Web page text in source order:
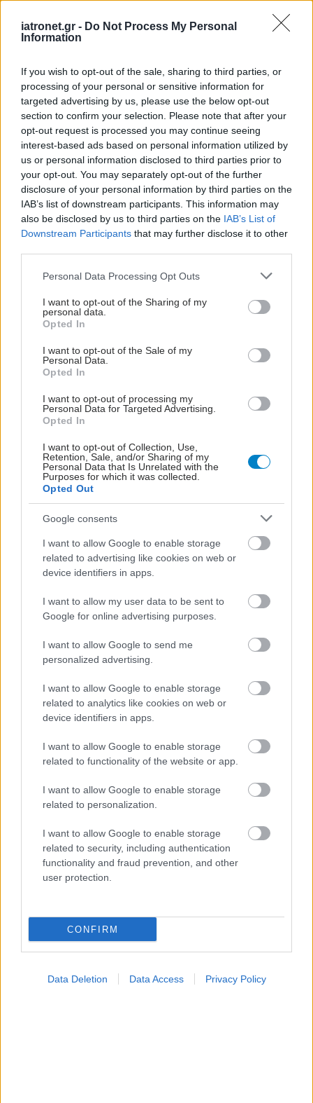
iatronet.gr - Do Not Process My Personal
Information
If you wish to opt-out of the sale, sharing to third parties, or
processing of your personal or sensitive information for
targeted advertising by us, please use the below opt-out
section to confirm your selection. Please note that after your
opt-out request is processed you may continue seeing
interest-based ads based on personal information utilized by
us or personal information disclosed to third parties prior to
your opt-out. You may separately opt-out of the further
disclosure of your personal information by third parties on the
IAB’s list of downstream participants. This information may
also be disclosed by us to third parties on the IAB’s List of
Downstream Participants that may further disclose it to other
Please note that this website/app uses one or more Google
not limited to your visit or usage behaviour. You may click to
grant or deny consent to Google and its third-party tags to
use your data for below specified purposes in below Google
consent section.
Personal Data Processing Opt Outs
I want to opt-out of the Sharing of my
personal data.
Opted In
I want to opt-out of the Sale of my
Personal Data.
Opted In
I want to opt-out of processing my
Personal Data for Targeted Advertising.
Opted In
I want to opt-out of Collection, Use,
Retention, Sale, and/or Sharing of my
Personal Data that Is Unrelated with the
Purposes for which it was collected.
Opted Out
Google consents
I want to allow Google to enable storage
related to advertising like cookies on web or
device identifiers in apps.
I want to allow my user data to be sent to
Google for online advertising purposes.
I want to allow Google to send me
personalized advertising.
I want to allow Google to enable storage
related to analytics like cookies on web or
device identifiers in apps.
I want to allow Google to enable storage
related to functionality of the website or app.
I want to allow Google to enable storage
related to personalization.
I want to allow Google to enable storage
related to security, including authentication
functionality and fraud prevention, and other
user protection.
CONFIRM
Data Deletion Data Access Privacy Policy
ηλικιωμένων για
Μπορεί ένα δημοφιλές
συμπλήρωμα να
βοηθήσει στην
αντιμετώπιση της
κατάθλιψης;
Καιρός: Ακόμα και
μικρές αλλαγές
επηρεάζουν την ψυχική
υγεία [μελέτη]
ΔΕΙΤΕ ΕΠΙΣΗΣ